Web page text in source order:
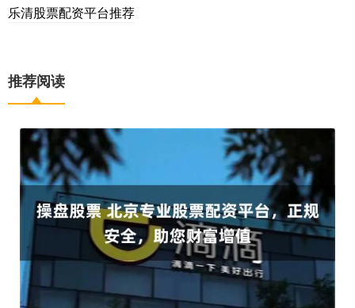
乐清股票配资平台推荐
推荐阅读